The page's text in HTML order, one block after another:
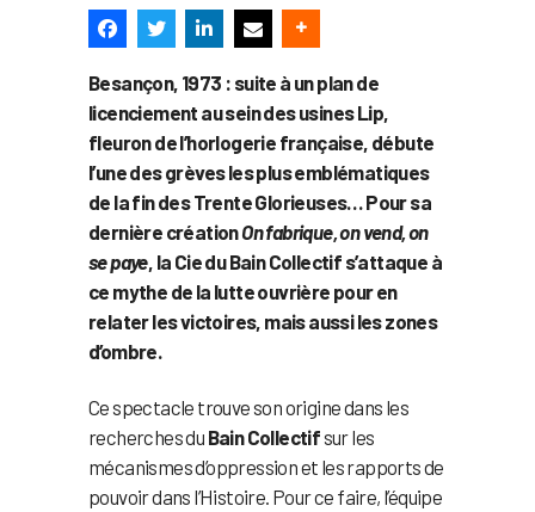
Besançon, 1973 : suite à un plan de
licenciement au sein des usines Lip,
fleuron de l’horlogerie française, débute
l’une des grèves les plus emblématiques
de la fin des Trente Glorieuses… Pour sa
dernière créationOn fabrique, on vend, on
se paye, la Cie du Bain Collectif s’attaque à
ce mythe de la lutte ouvrière pour en
relater les victoires, mais aussi les zones
d’ombre.
Ce spectacle trouve son origine dans les
recherches du Bain Collectifsur les
mécanismes d’oppression et les rapports de
pouvoir dans l’Histoire. Pour ce faire, l’équipe